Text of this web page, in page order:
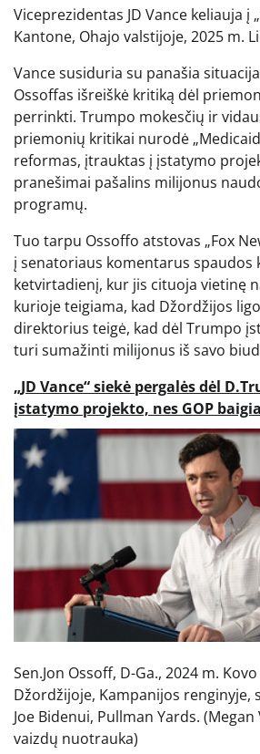
Viceprezidentas JD Vance keliauja į
Kantone, Ohajo valstijoje, 2025 m.
Vance susiduria su panašia
Ossoffas išreiškė kritiką dėl
perrinkti. Trumpo mokesčių ir
priemonių kritikai nurodė
reformas, įtrauktas į įstatymo
pranešimai pašalins milijonus
programų.
Tuo tarpu Ossoffo atstovas „Fox
į senatoriaus komentarus spaudos
ketvirtadienį, kur jis cituoja vietinę
kurioje teigiama, kad Džordžijos
direktorius teigė, kad dėl Trumpo
turi sumažinti milijonus iš savo
„JD Vance“ siekė pergalės dėl
įstatymo projekto, nes GOP
Sen.Jon Ossoff, D-Ga., 2024 m.
Džordžijoje, Kampanijos renginyje,
Joe Bidenui, Pullman Yards.
vaizdų nuotrauka)